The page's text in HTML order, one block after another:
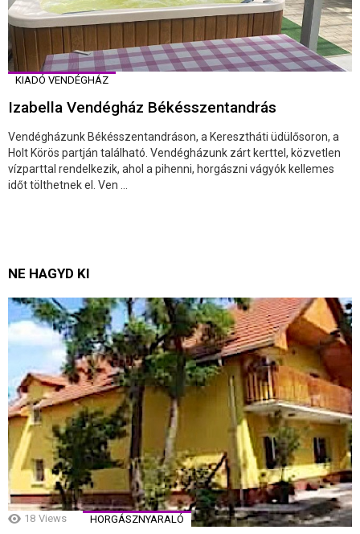
KIADÓ VENDÉGHÁZ
Izabella Vendégház Békésszentandrás
Vendégházunk Békésszentandráson, a Keresztháti üdülősoron, a
Holt Körös partján található. Vendégházunk zárt kerttel, közvetlen
vízparttal rendelkezik, ahol a pihenni, horgászni vágyók kellemes
időt tölthetnek el. Ven ...
NE HAGYD KI
18 Views HORGÁSZNYARALÓ